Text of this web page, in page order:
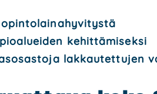
kehit­tä­mi­sek­si
lak­kau­tet­tu­jen